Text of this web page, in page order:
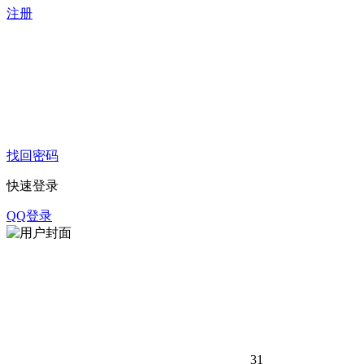
注册
找回密码
快速登录
QQ登录
31